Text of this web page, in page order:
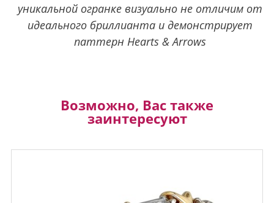
уникальной огранке визуально не отличим от
идеального бриллианта и демонстрирует
паттерн Hearts & Arrows
Возможно, Вас также
заинтересуют